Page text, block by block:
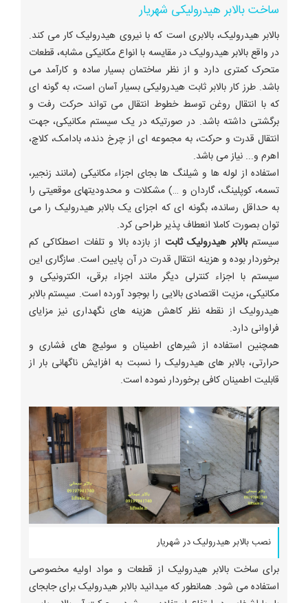
ساخت بالابر هیدرولیکی شهریار
بالابر هیدرولیک، بالابری است که با نیروی هیدرولیک کار می کند.
در واقع بالابر هیدرولیک در مقایسه با انواع مکانیکی مشابه، قطعات
متحرک کمتری دارد و از نظر ساختمان بسیار ساده و کارآمد می
باشد. طرز کار بالابر ثابت هیدرولیکی بسیار آسان است، به گونه ای
که با انتقال روغن توسط خطوط انتقال می تواند حرکت رفت و
برگشتی داشته باشد. در صورتیکه در یک سیستم مکانیکی، جهت
انتقال قدرت و حرکت، به مجموعه ای از چرخ دنده، بادامک، کلاچ،
اهرم و... نیاز می باشد.
استفاده از لوله ها و شیلنگ ها بجای اجزاء مکانیکی (مانند زنجیر،
تسمه، کوپلینگ، گاردان و …) مشکلات و محدودیتهای موقعیتی را
به حداقل رسانده، بگونه ای که اجزای یک بالابر هیدرولیک را می
توان بصورت کاملا انعطاف پذیر طراحی کرد.
سیستمبالابر هیدرولیک ثابت از بازده بالا و تلفات اصطکاکی کم
برخوردار بوده و هزینه انتقال قدرت در آن پایین است. سازگاری این
سیستم با اجزاء کنترلی دیگر مانند اجزاء برقی، الکترونیکی و
مکانیکی، مزیت اقتصادی بالایی را بوجود آورده است. سیستم بالابر
هیدرولیک از نقطه نظر کاهش هزینه های نگهداری نیز مزایای
فراوانی دارد.
همچنین استفاده از شیرهای اطمینان و سوئیچ های فشاری و
حرارتی، بالابر های هیدرولیک را نسبت به افزایش ناگهانی بار از
قابلیت اطمینان کافی برخوردار نموده است.
نصب بالابر هیدرولیک در شهریار
برای ساخت بالابر هیدرولیک از قطعات و مواد اولیه مخصوصی
استفاده می شود. همانطور که میدانید بالابر هیدرولیک برای جابجای